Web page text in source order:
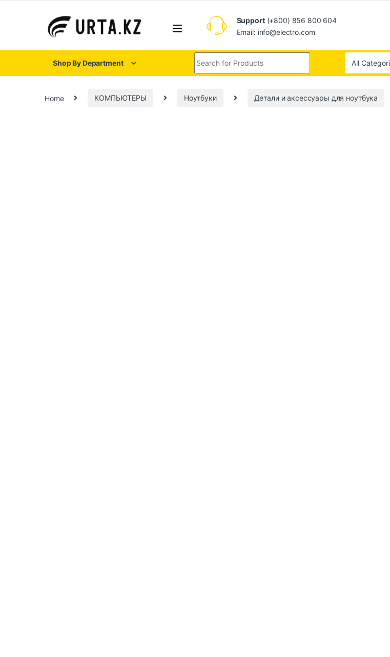
Support(+800) 856 800 604
Email: info@electro.com
Shop By Department
Home КОМПЬЮТЕРЫ Ноутбуки Детали и аксессуары для ноутбука